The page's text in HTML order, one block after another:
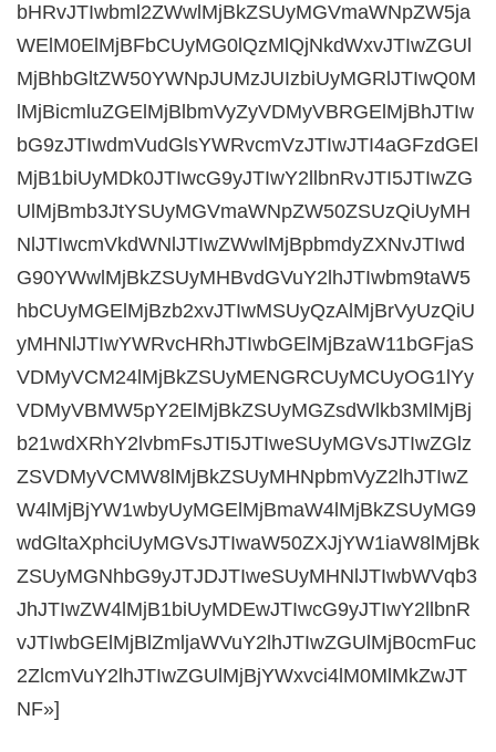
bHRvJTIwbml2ZWwlMjBkZSUyMGVmaWNpZW5ja
WElM0ElMjBFbCUyMG0lQzMlQjNkdWxvJTIwZGUl
MjBhbGltZW50YWNpJUMzJUIzbiUyMGRlJTIwQ0M
lMjBicmluZGElMjBlbmVyZyVDMyVBRGElMjBhJTIw
bG9zJTIwdmVudGlsYWRvcmVzJTIwJTI4aGFzdGEl
MjB1biUyMDk0JTIwcG9yJTIwY2llbnRvJTI5JTIwZG
UlMjBmb3JtYSUyMGVmaWNpZW50ZSUzQiUyMH
NlJTIwcmVkdWNlJTIwZWwlMjBpbmdyZXNvJTIwd
G90YWwlMjBkZSUyMHBvdGVuY2lhJTIwbm9taW5
hbCUyMGElMjBzb2xvJTIwMSUyQzAlMjBrVyUzQiU
yMHNlJTIwYWRvcHRhJTIwbGElMjBzaW11bGFjaS
VDMyVCM24lMjBkZSUyMENGRCUyMCUyOG1lYy
VDMyVBMW5pY2ElMjBkZSUyMGZsdWlkb3MlMjBj
b21wdXRhY2lvbmFsJTI5JTIweSUyMGVsJTIwZGlz
ZSVDMyVCMW8lMjBkZSUyMHNpbmVyZ2lhJTIwZ
W4lMjBjYW1wbyUyMGElMjBmaW4lMjBkZSUyMG9
wdGltaXphciUyMGVsJTIwaW50ZXJjYW1iaW8lMjBk
ZSUyMGNhbG9yJTJDJTIweSUyMHNlJTIwbWVqb3
JhJTIwZW4lMjB1biUyMDEwJTIwcG9yJTIwY2llbnR
vJTIwbGElMjBlZmljaWVuY2lhJTIwZGUlMjB0cmFuc
2ZlcmVuY2lhJTIwZGUlMjBjYWxvci4lM0MlMkZwJT
NF»]